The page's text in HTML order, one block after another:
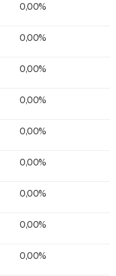
0,00%
0,00%
0,00%
0,00%
0,00%
0,00%
0,00%
0,00%
0,00%